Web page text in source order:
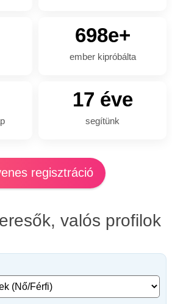
698e+
ember kipróbálta
17 éve
segítünk
regisztráció
valós profilok